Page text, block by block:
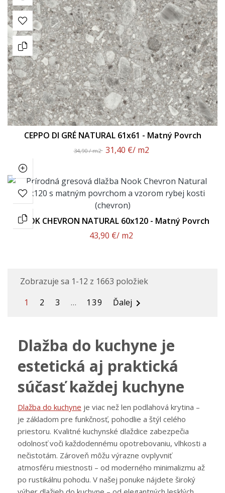
CEPPO DI GRÉ NATURAL 61x61 - Matný Povrch
34,90 / m2 31,40 €/ m2
NOOK CHEVRON NATURAL 60x120 - Matný Povrch
43,90 €/ m2
Zobrazuje sa 1-12 z 1663 položiek
1
2 3 … 139 Ďalej 
Dlažba do kuchyne je
estetická aj praktická
súčasť každej kuchyne
Dlažba do kuchyne je viac než len podlahová krytina –
je základom pre funkčnosť, pohodlie a štýl celého
priestoru. Kvalitné kuchynské dlaždice zabezpečia
odolnosť voči každodennému opotrebovaniu, vlhkosti a
nečistotám. Zároveň môžu výrazne ovplyvniť
atmosféru miestnosti – od moderného minimalizmu až
po rustikálnu pohodu. V našej ponuke nájdete široký